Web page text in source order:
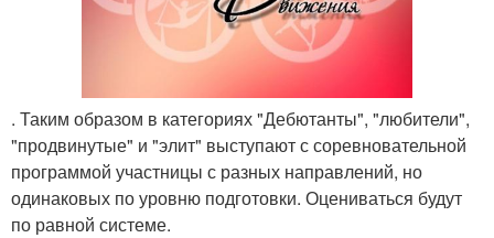
. Таким образом в категориях "Дебютанты", "любители",
"продвинутые" и "элит" выступают с соревновательной
программой участницы с разных направлений, но
одинаковых по уровню подготовки. Оцениваться будут
по равной системе.